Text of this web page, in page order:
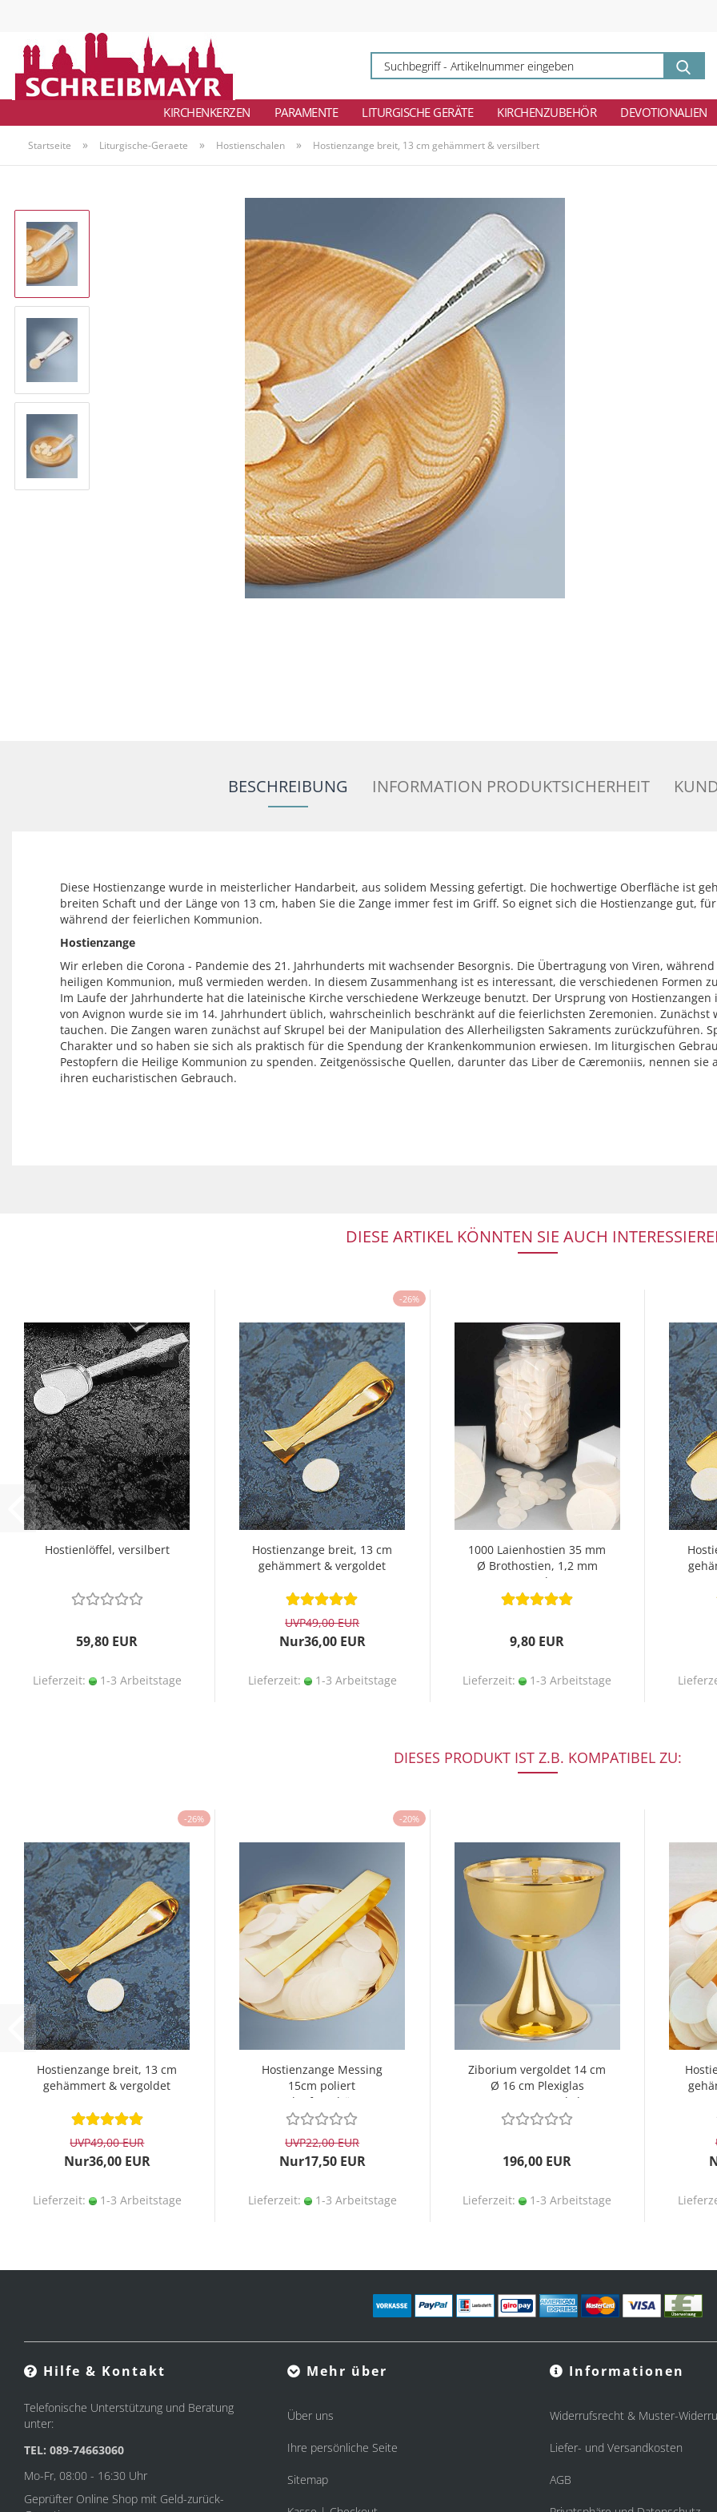
KIRCHENKERZEN PARAMENTE LITURGISCHE GERÄTE KIRCHENZUBEHÖR DEVOTIONALIEN
Startseite » Liturgische-Geraete » Hostienschalen » Hostienzange breit, 13 cm gehämmert & versilbert
BESCHREIBUNG INFORMATION PRODUKTSICHERHEIT
Diese Hostienzange wurde in meisterlicher Handarbeit, aus solidem Messing gefertigt. Die hochwertige Oberfläche ist
breiten Schaft und der Länge von 13 cm, haben Sie die Zange immer fest im Griff. So eignet sich die Hostienzange gut,
während der feierlichen Kommunion.
Hostienzange
Wir erleben die Corona - Pandemie des 21. Jahrhunderts mit wachsender Besorgnis. Die Übertragung von Viren,
heiligen Kommunion, muß vermieden werden. In diesem Zusammenhang ist es interessant, die verschiedenen Formen
Im Laufe der Jahrhunderte hat die lateinische Kirche verschiedene Werkzeuge benutzt. Der Ursprung von
von Avignon wurde sie im 14. Jahrhundert üblich, wahrscheinlich beschränkt auf die feierlichsten Zeremonien.
tauchen. Die Zangen waren zunächst auf Skrupel bei der Manipulation des Allerheiligsten Sakraments zurückzuführen.
Charakter und so haben sie sich als praktisch für die Spendung der Krankenkommunion erwiesen. Im liturgischen
Pestopfern die Heilige Kommunion zu spenden. Zeitgenössische Quellen, darunter das Liber de Cæremoniis, nennen
ihren eucharistischen Gebrauch.
DIESE ARTIKEL KÖNNTEN SIE AUCH
Hostienlöffel, versilbert
59,80 EUR
Lieferzeit: 1-3 Arbeitstage
-26%
Hostienzange breit, 13 cm
gehämmert & vergoldet
UVP49,00 EUR
Nur36,00 EUR
Lieferzeit: 1-3 Arbeitstage
1000 Laienhostien 35 mm
Ø Brothostien, 1,2 mm
stark
9,80 EUR
Lieferzeit: 1-3 Arbeitstage
DIESES PRODUKT IST Z.B. KOMPATIBEL ZU:
-26%
Hostienzange breit, 13 cm
gehämmert & vergoldet
UVP49,00 EUR
Nur36,00 EUR
Lieferzeit: 1-3 Arbeitstage
-20%
Hostienzange Messing
15cm poliert
anlaufgeschützt
UVP22,00 EUR
Nur17,50 EUR
Lieferzeit: 1-3 Arbeitstage
Ziborium vergoldet 14 cm
Ø 16 cm Plexiglas
Segment Deckel
196,00 EUR
Lieferzeit: 1-3 Arbeitstage
Hilfe & Kontakt
Telefonische Unterstützung und Beratung
unter:
TEL: 089-74663060
Mo-Fr, 08:00 - 16:30 Uhr
Geprüfter Online Shop mit Geld-zurück-
Mehr über
Über uns
Ihre persönliche Seite
Sitemap
Informationen
Widerrufsrecht & Muster-
Liefer- und Versandkosten
AGB